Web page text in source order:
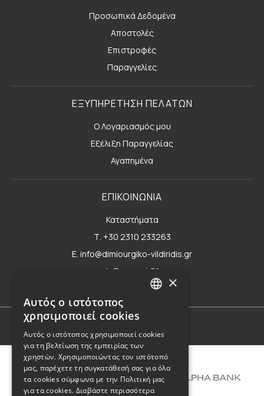
Προσωπικά Δεδομένα
Αποστολές
Επιστροφές
Παραγγελίες
ΕΞΥΠΗΡΕΤΗΣΗ ΠΕΛΑΤΩΝ
Ο Λογαριασμός μου
Εξέλιξη Παραγγελίας
Αγαπημένα
ΕΠΙΚΟΙΝΩΝΙΑ
Καταστήματα
Τ. +30 2310 233263
E. info@dimiourgiko-vildiridis.gr
Δ. Τσιμισκή 70
Φόρμα επικοινωνίας×
Αυτός ο ιστότοπος
χρησιμοποιεί cookies
Αυτός ο ιστότοπος χρησιμοποιεί cookies
για τη βελτίωση της εμπειρίας των
χρηστών. Χρησιμοποιώντας τον ιστότοπό
μας, παρέχετε τη συγκατάθεσή σας για όλα
τα cookies σύμφωνα με την Πολιτική μας
για τα cookies. Διαβάστε περισσότερα